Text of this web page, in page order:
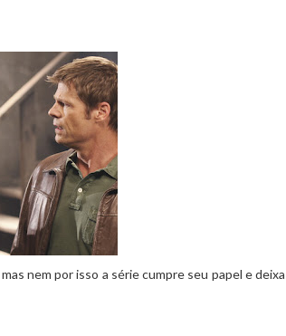
nem por isso a série cumpre seu papel e deixa